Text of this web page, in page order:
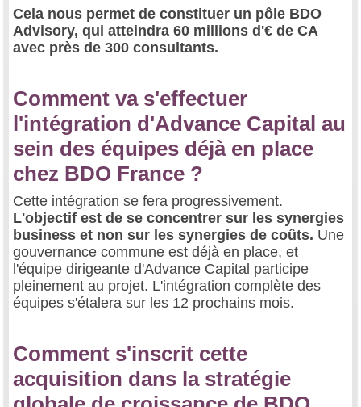
Cela nous permet de constituer un pôle BDO
Advisory, qui atteindra 60 millions d'€ de CA
avec près de 300 consultants.
Comment va s'effectuer
l'intégration d'Advance Capital au
sein des équipes déjà en place
chez BDO France ?
Cette intégration se fera progressivement.
L'objectif est de se concentrer sur les synergies
business et non sur les synergies de coûts. Une
gouvernance commune est déjà en place, et
l'équipe dirigeante d'Advance Capital participe
pleinement au projet. L'intégration complète des
équipes s'étalera sur les 12 prochains mois.
Comment s'inscrit cette
acquisition dans la stratégie